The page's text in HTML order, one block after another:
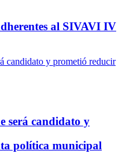
al SIVAVI IV
será candidato y
política municipal